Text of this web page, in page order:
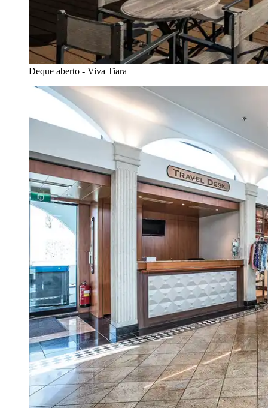
Deque aberto - Viva Tiara